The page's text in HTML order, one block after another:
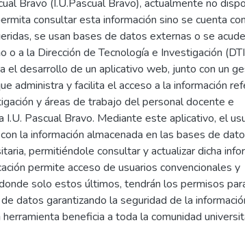
Bravo (I.U.Pascual Bravo), actualmente no
consultar esta información sino se cuenta
se usan bases de datos externas o se
o a la Dirección de Tecnología e Investigación
el desarrollo de un aplicativo web, junto con un
administra y facilita el acceso a la información
y áreas de trabajo del personal docente e
I.U. Pascual Bravo. Mediante este aplicativo, el
la información almacenada en las bases de
permitiéndole consultar y actualizar dicha
permite acceso de usuarios convencionales y
solo estos últimos, tendrán los permisos
datos garantizando la seguridad de la
beneficia a toda la comunidad